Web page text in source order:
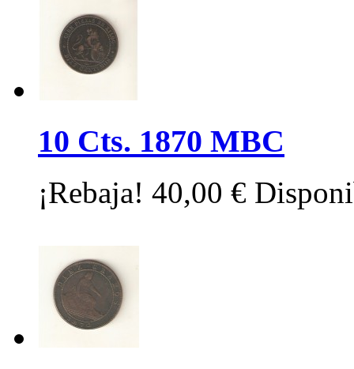
10 Cts. 1870 MBC
¡Rebaja! 40,00 €